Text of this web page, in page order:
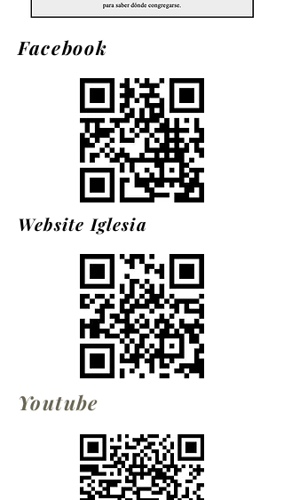
Facebook
Website Iglesia
Youtube